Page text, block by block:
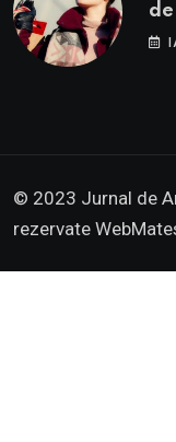
© 2023 Jurnal de
rezervate